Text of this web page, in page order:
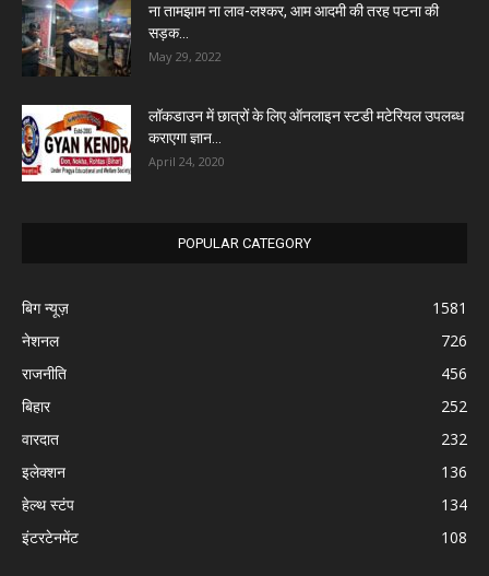
ना तामझाम ना लाव-लश्कर, आम आदमी की तरह पटना की
सड़क...
May 29, 2022
लॉकडाउन में छात्रों के लिए ऑनलाइन स्टडी मटेरियल उपलब्ध
कराएगा ज्ञान...
April 24, 2020
POPULAR CATEGORY
बिग न्यूज़
1581
नेशनल
726
राजनीति
456
बिहार
252
वारदात
232
इलेक्शन
136
हेल्थ स्टंप
134
इंटरटेनमेंट
108